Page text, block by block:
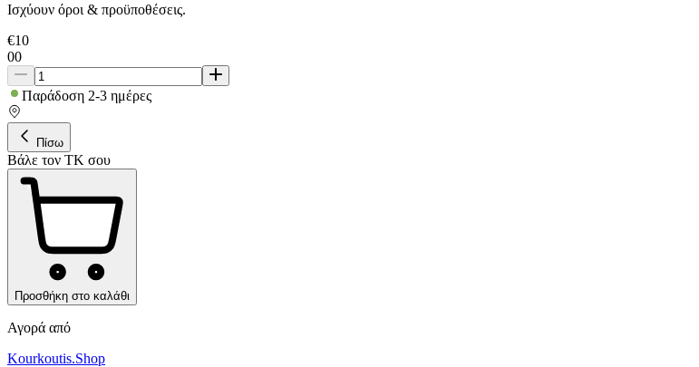
Ισχύουν όροι & προϋποθέσεις.
€10
00
Παράδοση 2-3 ημέρες
Πίσω
Βάλε τον ΤΚ σου
Προσθήκη στο καλάθι
Αγορά από
Kourkoutis.Shop